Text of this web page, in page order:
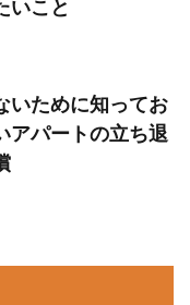
いこと
いために知ってお
アパートの立ち退